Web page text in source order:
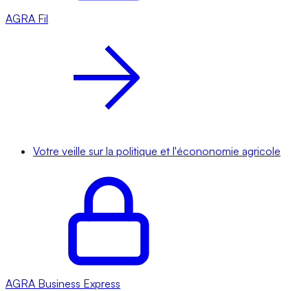
AGRA Fil
Votre veille sur la politique et l'écononomie agricole
AGRA Business Express